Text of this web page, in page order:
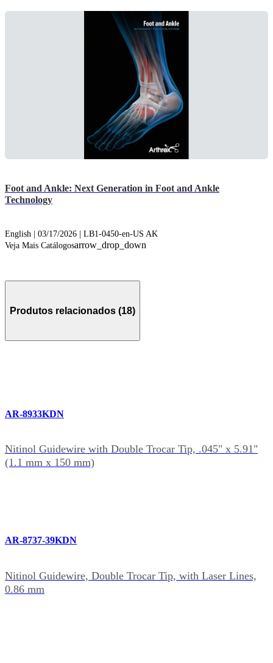
Foot and Ankle: Next Generation in Foot and Ankle
Technology
English | 03/17/2026 | LB1-0450-en-US AK
Veja Mais Catálogosarrow_drop_down
Produtos relacionados (18)
AR-8933KDN
Nitinol Guidewire with Double Trocar Tip, .045" x 5.91"
(1.1 mm x 150 mm)
AR-8737-39KDN
Nitinol Guidewire, Double Trocar Tip, with Laser Lines,
0.86 mm